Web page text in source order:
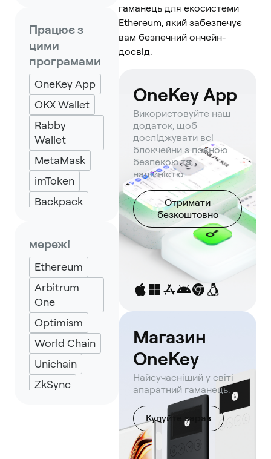
Працює з
цими
програмами
OneKey App
OKX Wallet
Rabby
Wallet
MetaMask
imToken
Backpack
Eternl
мережі
Ethereum
Arbitrum
One
Optimism
World Chain
Unichain
ZkSync
гаманець для екосистеми
Ethereum, який забезпечує
вам безпечний ончейн-
досвід.
OneKey App
Використовуйте наш
додаток, щоб
досліджувати всі
блокчейни з повною
безпекою та
надійністю.
Отримати
безкоштовно
Магазин
OneKey
Найсучасніший у світі
апаратний гаманець.
Купуйте зараз